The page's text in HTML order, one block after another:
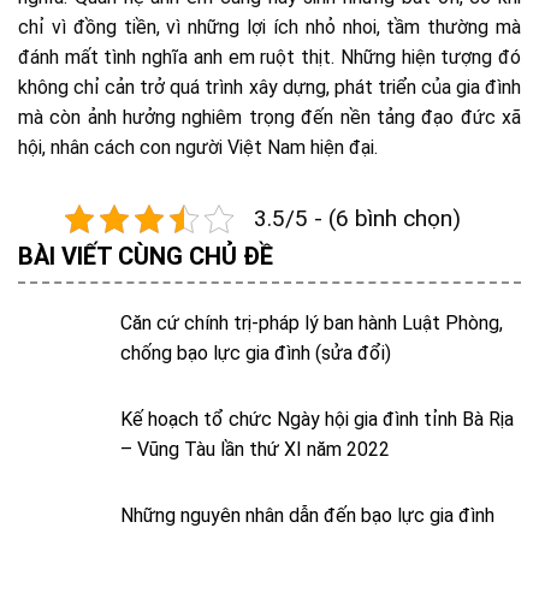
chỉ vì đồng tiền, vì những lợi ích nhỏ nhoi, tầm thường mà
đánh mất tình nghĩa anh em ruột thịt. Những hiện tượng đó
không chỉ cản trở quá trình xây dựng, phát triển của gia đình
mà còn ảnh hưởng nghiêm trọng đến nền tảng đạo đức xã
hội, nhân cách con người Việt Nam hiện đại.
3.5/5 - (6 bình chọn)
BÀI VIẾT CÙNG CHỦ ĐỀ
Căn cứ chính trị-pháp lý ban hành Luật Phòng,
chống bạo lực gia đình (sửa đổi)
Kế hoạch tổ chức Ngày hội gia đình tỉnh Bà Rịa
– Vũng Tàu lần thứ XI năm 2022
Những nguyên nhân dẫn đến bạo lực gia đình